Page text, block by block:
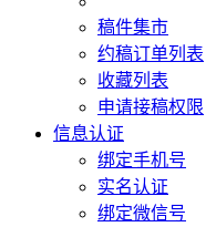
稿件集市
约稿订单列表
收藏列表
申请接稿权限
信息认证
绑定手机号
实名认证
绑定微信号